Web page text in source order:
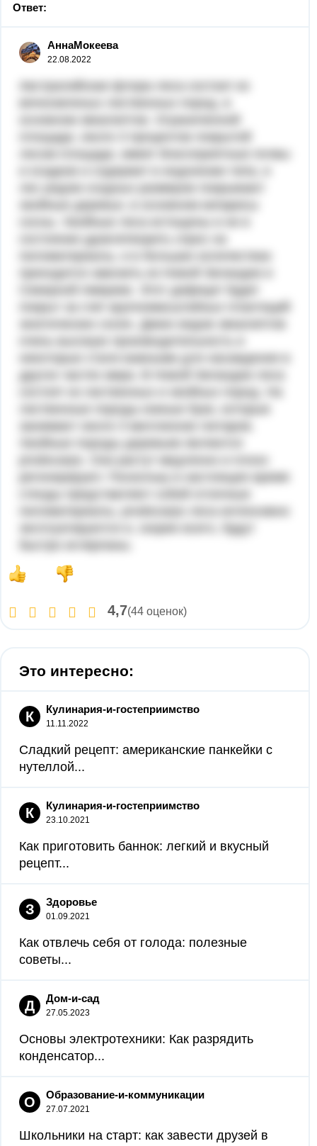
Ответ:
АннаМокеева
22.08.2022
Австралийская флора леса состоит из
площади, около 3 процентов покрытой
лесом площади, имеет благоприятные почвы
и осадков и содержит в индонезии типа, и
состоянии удовлетворить спрос на
приходится завозить из Новой Зеландии и
покрыт за счет крупномасштабных плантаций
некоторые стали важными для насаждения в
других частях мира. В Новой Зеландии леса
лиственные породы южные буки, которые
Хвойные породы деревьев являются
стенды представляют собой отличные
эксплуатируются и, скорее всего, будут
4,7(44 оценок)
Это интересно:
К Кулинария-и-гостеприимство
11.11.2022
Сладкий рецепт: американские панкейки с
нутеллой...
К Кулинария-и-гостеприимство
23.10.2021
Как приготовить баннок: легкий и вкусный
рецепт...
З Здоровье
01.09.2021
Как отвлечь себя от голода: полезные
советы...
Д Дом-и-сад
27.05.2023
Основы электротехники: Как разрядить
конденсатор...
О Образование-и-коммуникации
27.07.2021
Школьники на старт: как завести друзей в